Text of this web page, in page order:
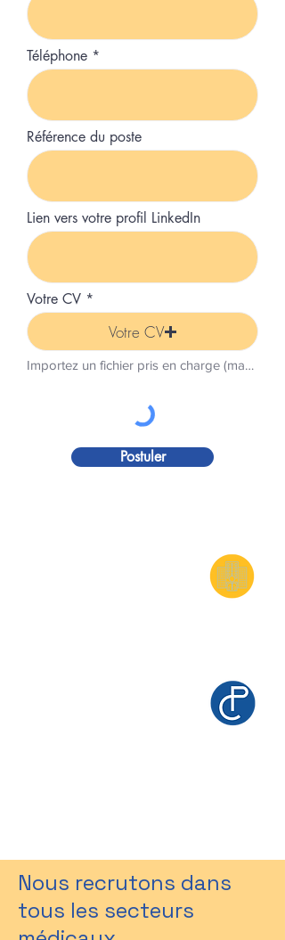
Téléphone
Référence du poste
Lien vers votre profil LinkedIn
Votre CV
Votre CV
Importez un fichier pris en charge (max. 15 Mo)
Postuler
Nous recrutons dans
tous les secteurs